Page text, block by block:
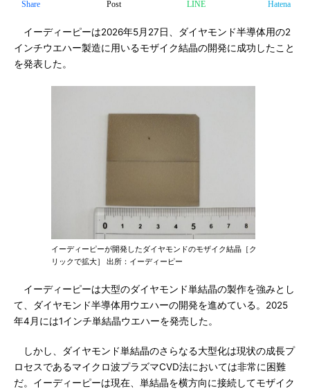
Share Post LINE Hatena
イーディーピーは2026年5月27日、ダイヤモンド半導体用の2
インチウエハー製造に用いるモザイク結晶の開発に成功したこと
を発表した。
イーディーピーが開発したダイヤモンドのモザイク結晶［ク
リックで拡大］ 出所：イーディーピー
イーディーピーは大型のダイヤモンド単結晶の製作を強みとし
て、ダイヤモンド半導体用ウエハーの開発を進めている。2025
年4月には1インチ単結晶ウエハーを発売した。
しかし、ダイヤモンド単結晶のさらなる大型化は現状の成長プ
ロセスであるマイクロ波プラズマCVD法においては非常に困難
だ。イーディーピーは現在、単結晶を横方向に接続してモザイク